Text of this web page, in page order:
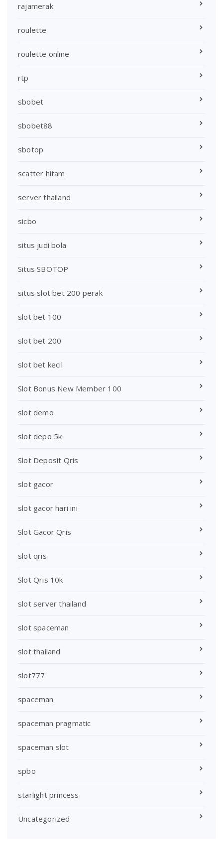
rajamerak
roulette
roulette online
rtp
sbobet
sbobet88
sbotop
scatter hitam
server thailand
sicbo
situs judi bola
Situs SBOTOP
situs slot bet 200 perak
slot bet 100
slot bet 200
slot bet kecil
Slot Bonus New Member 100
slot demo
slot depo 5k
Slot Deposit Qris
slot gacor
slot gacor hari ini
Slot Gacor Qris
slot qris
Slot Qris 10k
slot server thailand
slot spaceman
slot thailand
slot777
spaceman
spaceman pragmatic
spaceman slot
spbo
starlight princess
Uncategorized